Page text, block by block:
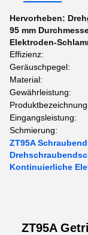
Hervorheben:
95 mm
Elektroden-
Effizienz:
Geräuschpegel:
Material:
Gewährleistung:
Eingangsleistung:
Schmierung:
ZT95A
Kontinuierliche
ZT95A